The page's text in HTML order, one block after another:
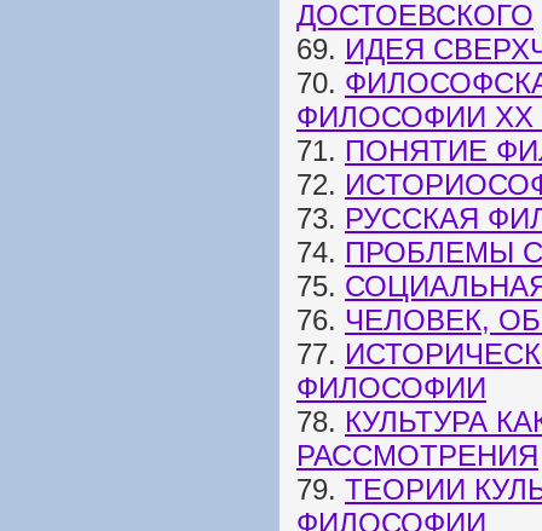
ДОСТОЕВСКОГО
69. ИДЕЯ
70.
ФИЛОСОФИИ XX
71. ПОНЯТИЕ
72.
73. РУССКАЯ
74. ПРОБЛЕМЫ
75.
76. ЧЕЛОВЕК,
77.
ФИЛОСОФИИ
78. КУЛЬТУРА
РАССМОТРЕНИЯ
79. ТЕОРИИ
ФИЛОСОФИИ